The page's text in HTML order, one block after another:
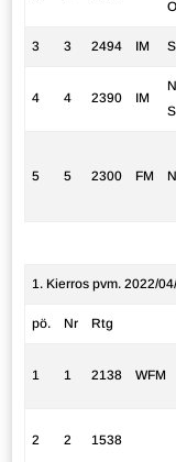
3 3 2494 IM
4 4 2390 IM
5 5 2300 FM
1. Kierros pvm. 2022/
pö. Nr Rtg
1 1 2138 WFM
2 2 1538